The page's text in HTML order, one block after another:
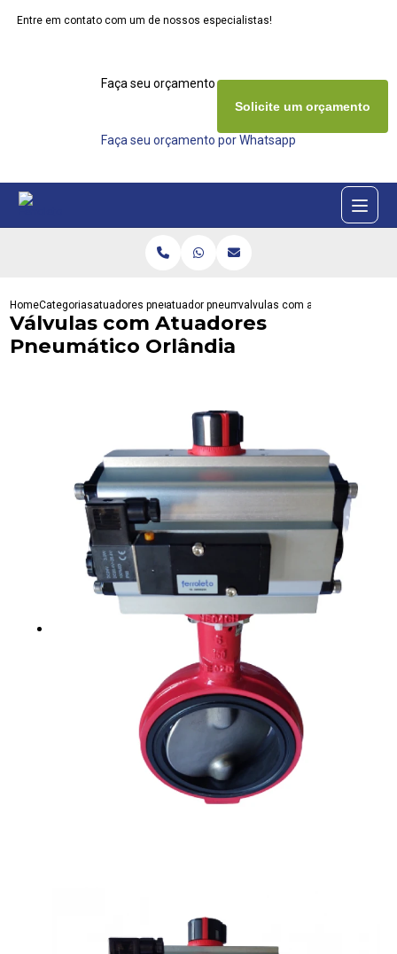
Entre em contato com um de nossos especialistas!
Faça seu orçamento agora mesmo
Faça seu orçamento por Whatsapp
Solicite um orçamento
HomeCategoriasatuadores pneumaticosatuador pneumatico actreg
valvulas com atuadores
Válvulas com Atuadores
Pneumático Orlândia